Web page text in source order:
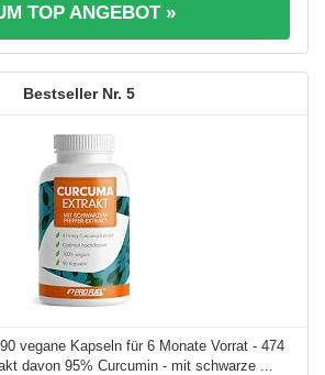
TOP ANGEBOT »
5
vegane Kapseln für 6 Monate Vorrat - 474
davon 95% Curcumin - mit schwarze ...